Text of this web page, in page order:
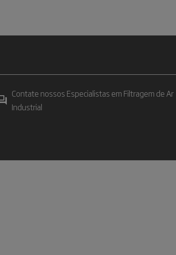
Contate nossos Especialistas em Filtragem de Ar
Industrial